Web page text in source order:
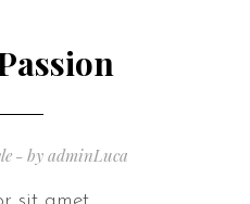
by adminLuca